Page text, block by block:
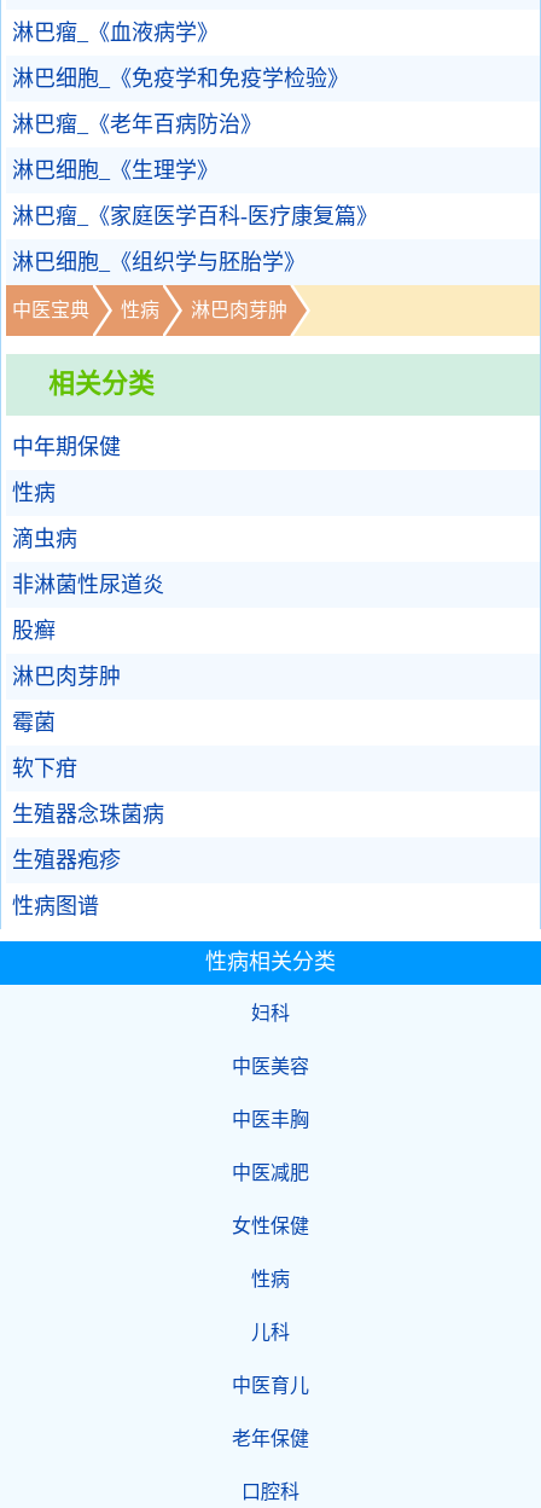
淋巴瘤_《血液病学》
淋巴细胞_《免疫学和免疫学检验》
淋巴瘤_《老年百病防治》
淋巴细胞_《生理学》
淋巴瘤_《家庭医学百科-医疗康复篇》
淋巴细胞_《组织学与胚胎学》
中医宝典 性病 淋巴肉芽肿
相关分类
中年期保健
性病
滴虫病
非淋菌性尿道炎
股癣
淋巴肉芽肿
霉菌
软下疳
生殖器念珠菌病
生殖器疱疹
性病图谱
性病相关分类
妇科
中医美容
中医丰胸
中医减肥
女性保健
性病
儿科
中医育儿
老年保健
口腔科